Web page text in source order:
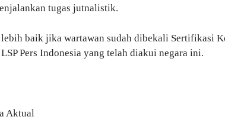
tugas jutnalistik.
baik jika wartawan sudah dibekali Sertifikasi
Pers Indonesia yang telah diakui negara ini.
Aktual